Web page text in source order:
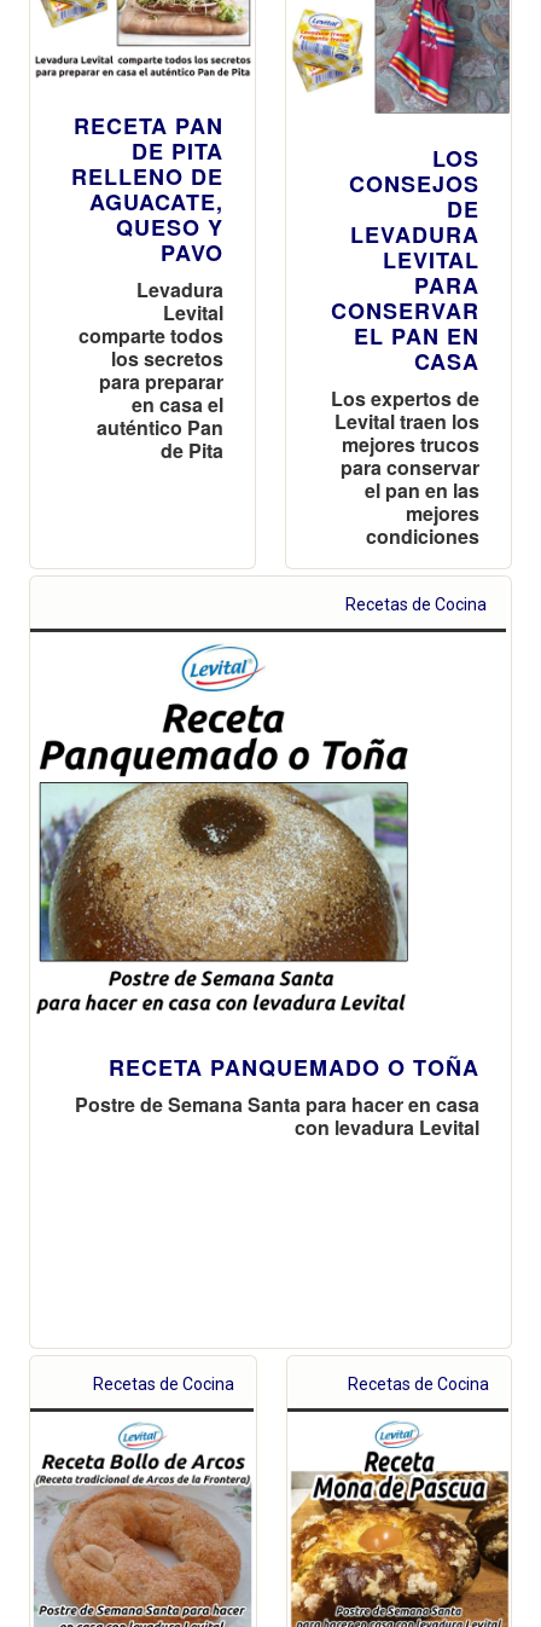
RECETA PAN
DE PITA
RELLENO DE
AGUACATE,
QUESO Y
PAVO
Levadura
Levital
comparte todos
los secretos
para preparar
en casa el
auténtico Pan
de Pita
LOS
CONSEJOS
DE
LEVADURA
LEVITAL
PARA
CONSERVAR
EL PAN EN
CASA
Los expertos de
Levital traen los
mejores trucos
para conservar
el pan en las
mejores
condiciones
Recetas de Cocina
RECETA PANQUEMADO O TOÑA
Postre de Semana Santa para hacer en casa
con levadura Levital
Recetas de Cocina Recetas de Cocina